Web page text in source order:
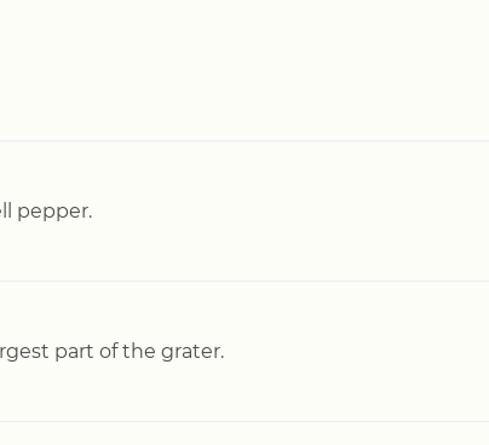
pepper.
part of the grater.